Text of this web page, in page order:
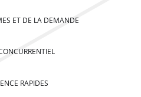
ET DE LA DEMANDE
RAPIDES